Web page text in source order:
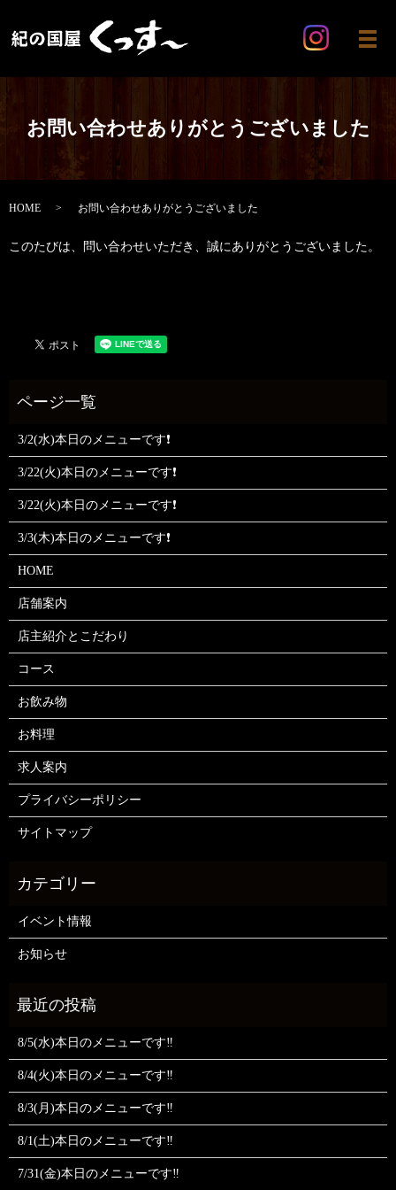
メ
お問い合わせありがとうございました
HOME お問い合わせありがとうございました
このたびは、問い合わせいただき、誠にありがとうございました。
3/2(水)本日のメニューです❗
3/22(火)本日のメニューです❗
3/22(火)本日のメニューです❗
3/3(木)本日のメニューです❗
HOME
店舗案内
店主紹介とこだわり
コース
お飲み物
お料理
求人案内
プライバシーポリシー
サイトマップ
イベント情報
お知らせ
8/5(水)本日のメニューです‼️
8/4(火)本日のメニューです‼️
8/3(月)本日のメニューです‼️
8/1(土)本日のメニューです‼️
7/31(金)本日のメニューです‼️